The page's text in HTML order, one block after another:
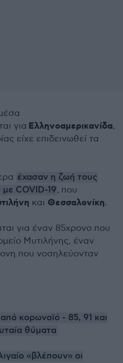
για Ελληνοαμερικανίδα,
είχε επιδεινωθεί τα
έχασαν η ζωή τους
με COVID-19, που
και Θεσσαλονίκη.
για έναν 85χρονο που
Μυτιλήνης, έναν
που νοσηλεύονταν
κορωνοϊό - 85, 91 και
θύματα
«βλέπουν» οι